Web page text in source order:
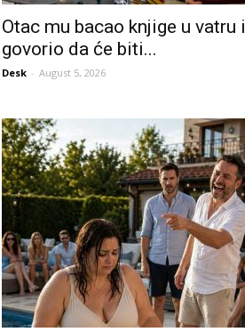
Otac mu bacao knjige u vatru i
govorio da će biti...
Desk - August 5, 2026